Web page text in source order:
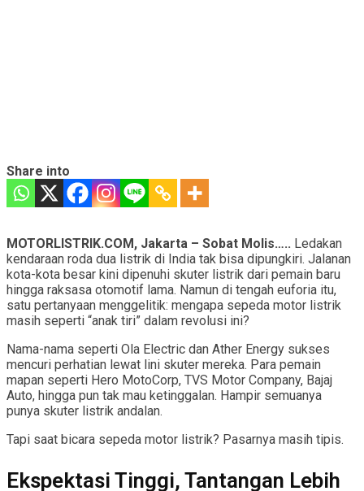
Share into
MOTORLISTRIK.COM, Jakarta – Sobat Molis….. Ledakan
kendaraan roda dua listrik di India tak bisa dipungkiri. Jalanan
kota-kota besar kini dipenuhi skuter listrik dari pemain baru
hingga raksasa otomotif lama. Namun di tengah euforia itu,
satu pertanyaan menggelitik: mengapa sepeda motor listrik
masih seperti “anak tiri” dalam revolusi ini?
Nama-nama seperti Ola Electric dan Ather Energy sukses
mencuri perhatian lewat lini skuter mereka. Para pemain
mapan seperti Hero MotoCorp, TVS Motor Company, Bajaj
Auto, hingga pun tak mau ketinggalan. Hampir semuanya
punya skuter listrik andalan.
Tapi saat bicara sepeda motor listrik? Pasarnya masih tipis.
Ekspektasi Tinggi, Tantangan Lebih